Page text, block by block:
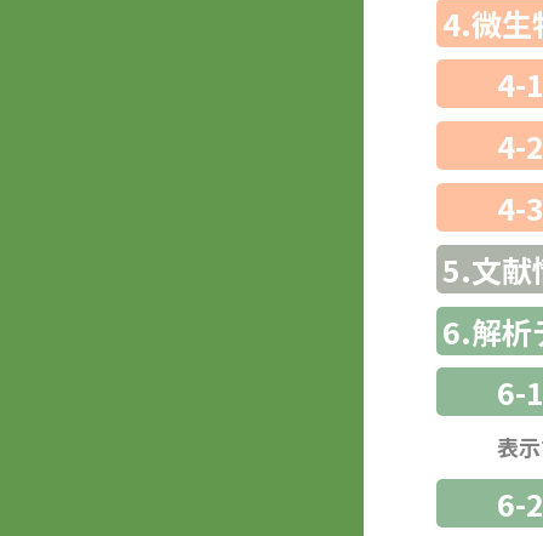
4.微生
4-
4-
4-
5.文献
6.解析
6-
表
6-